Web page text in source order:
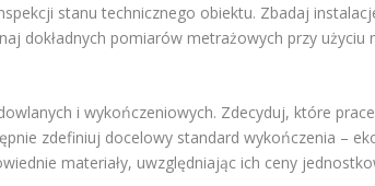
stanu technicznego obiektu. Zbadaj
dokładnych pomiarów metrażowych przy użyciu
i wykończeniowych. Zdecyduj, które
zdefiniuj docelowy standard wykończenia –
materiały, uwzględniając ich ceny